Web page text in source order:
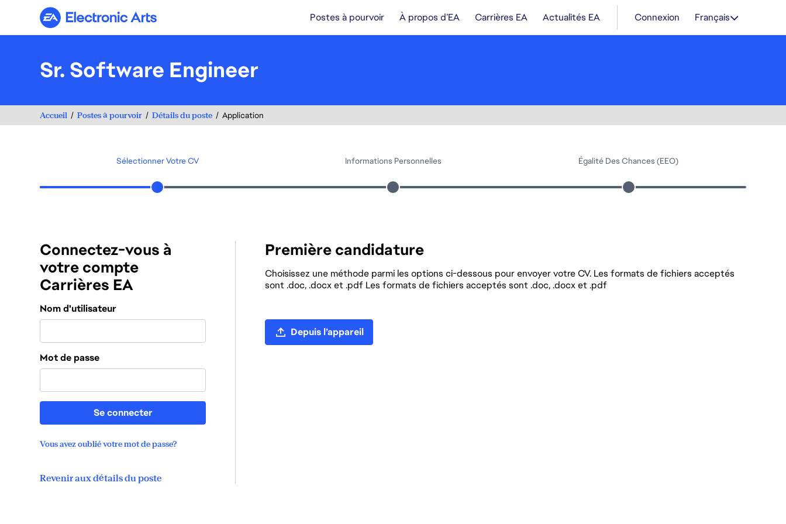
Electronic Arts Postes à pourvoir À propos d’EA Carrières EA Actualités EA Connexion Français
Sr. Software Engineer
Accueil Postes à pourvoir Détails du poste Application
Sélectionner Votre CV Informations Personnelles Égalité Des Chances (EEO)
Connectez-vous à
votre compte
Carrières EA
Connexion
Nom d'utilisateur
Mot de passe
Se connecter
Vous avez oublié votre mot de passe?
Revenir aux détails du poste
Première candidature
Choisissez une méthode parmi les options ci-dessous pour envoyer votre CV. Les formats de fichiers acceptés
sont .doc, .docx et .pdf Les formats de fichiers acceptés sont .doc, .docx et .pdf
Depuis l’appareil